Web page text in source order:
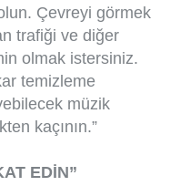
Çevreyi görmek
trafiği ve diğer
olmak istersiniz.
temizleme
müzik
kaçının.”
EDİN”